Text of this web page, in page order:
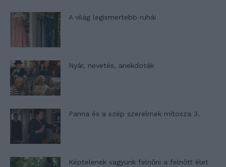
A világ legismertebb ruhái
Nyár, nevetés, anekdoták
Panna és a szép szerelmek mítosza 3.
Képtelenek vagyunk felnőni a felnőtt élet